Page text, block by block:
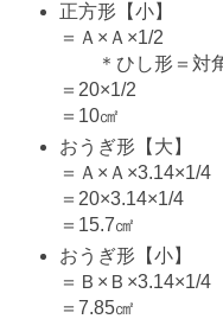
正方形【小】
＝Ａ×Ａ×1/2
＊ひし形＝対角
＝20×1/2
＝10㎠
おうぎ形【大】
＝Ａ×Ａ×3.14×1/4
＝20×3.14×1/4
＝15.7㎠
おうぎ形【小】
＝Ｂ×Ｂ×3.14×1/4
＝7.85㎠